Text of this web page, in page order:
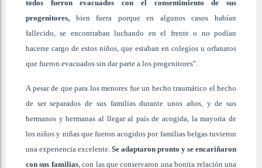
todos fueron evacuados con el consentimiento de sus
progenitores, bien fuera porque en algunos casos habían
fallecido, se encontraban luchando en el frente o no podían
hacerse cargo de estos niños, que estaban en colegios u orfanatos
que fueron evacuados sin dar parte a los progenitores".
A pesar de que para los menores fue un hecho traumático el hecho
de ser separados de sus familias durante unos años, y de sus
hermanos y hermanas al llegar al país de acogida, la mayoría de
los niños y niñas que fueron acogidos por familias belgas tuvieron
una experiencia excelente. Se adaptaron pronto y se encariñaron
con sus familias, con las que conservaron una bonita relación una